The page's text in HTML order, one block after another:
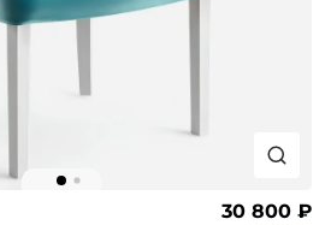
30 800 ₽